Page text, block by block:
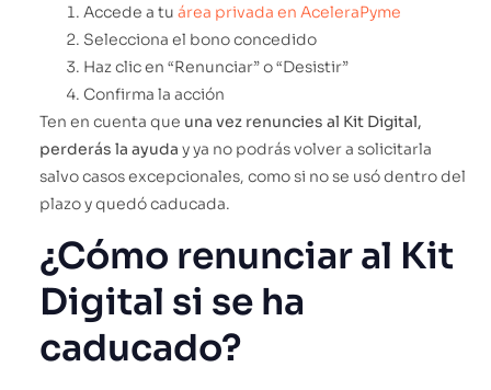
Accede a tu área privada en AceleraPyme
Selecciona el bono concedido
Haz clic en “Renunciar” o “Desistir”
Confirma la acción
Ten en cuenta que una vez renuncies al Kit Digital,
perderás la ayuda y ya no podrás volver a solicitarla
salvo casos excepcionales, como si no se usó dentro del
plazo y quedó caducada.
¿Cómo renunciar al Kit
Digital si se ha
caducado?